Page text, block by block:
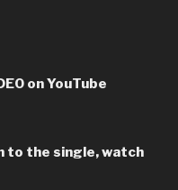
on YouTube
to the single, watch